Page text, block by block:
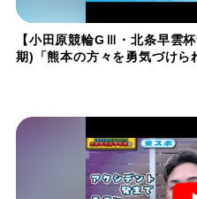
【小田原競輪GⅢ・北条早雲
期)「熊本の方々を勇気づけら